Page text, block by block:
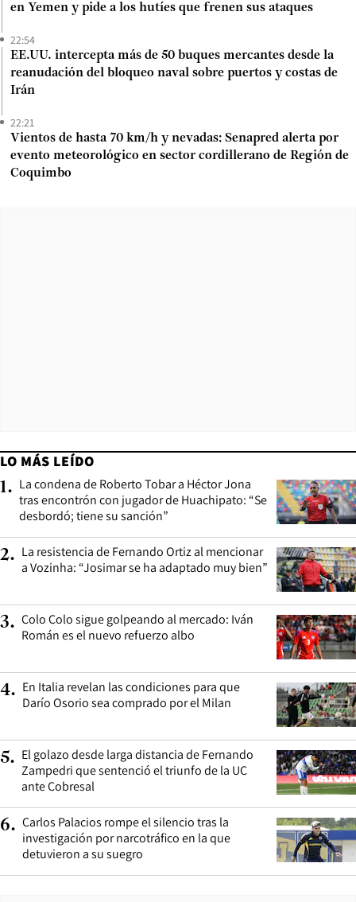
en Yemen y pide a los hutíes que frenen sus ataques
22:54
EE.UU. intercepta más de 50 buques mercantes desde la
reanudación del bloqueo naval sobre puertos y costas de
Irán
22:21
Vientos de hasta 70 km/h y nevadas: Senapred alerta por
evento meteorológico en sector cordillerano de Región de
Coquimbo
LO MÁS LEÍDO
1. La condena de Roberto Tobar a Héctor Jona
tras encontrón con jugador de Huachipato: “Se
desbordó; tiene su sanción”
2. La resistencia de Fernando Ortiz al mencionar
a Vozinha: “Josimar se ha adaptado muy bien”
3. Colo Colo sigue golpeando al mercado: Iván
Román es el nuevo refuerzo albo
4. En Italia revelan las condiciones para que
Darío Osorio sea comprado por el Milan
5. El golazo desde larga distancia de Fernando
Zampedri que sentenció el triunfo de la UC
ante Cobresal
6. Carlos Palacios rompe el silencio tras la
investigación por narcotráfico en la que
detuvieron a su suegro